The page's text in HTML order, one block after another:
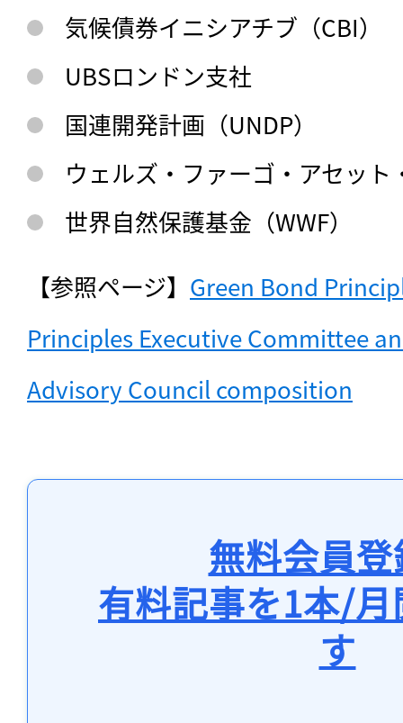
気候債券イニシアチブ（CBI）
UBSロンドン支社
国連開発計画（UNDP）
ウェルズ・ファーゴ・アセット
世界自然保護基金（WWF）
【参照ページ】 Green Bond
Principles Executive Committee
Advisory Council composition
無料会員
有料記事を1本/
す